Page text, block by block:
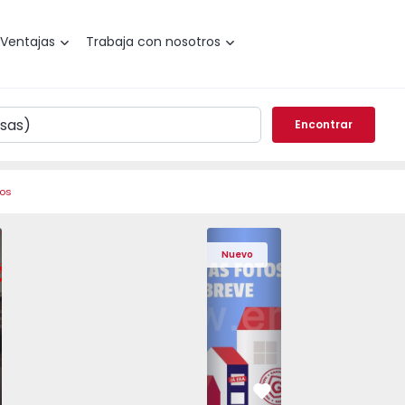
Ventajas Trabaja con nosotros
Encontrar
Pedrouços - 1575536 - 7
T3 Maia, Pedrouços - 1575536 - 9
Apartamento T3 Maia, Pedrouços - 1575536 - 8
Apartamento T3 Maia, Pedrouços - 1575536 - 12
Apartamento T3 Maia, Pedrouços -
Apartamento T3 Maia,
Apartamento
Nuevo
Apartamento T3 Porto,
Favorito